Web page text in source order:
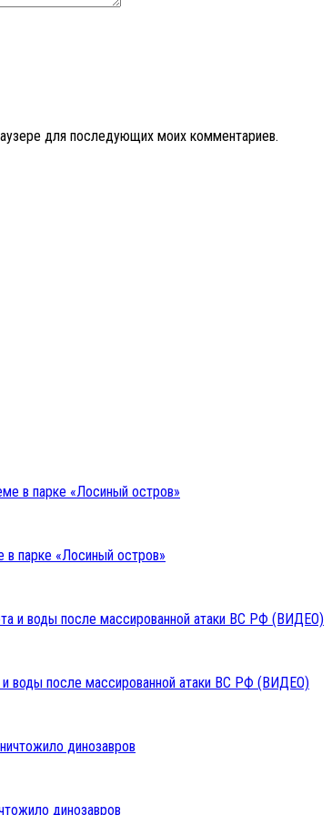
для последующих моих комментариев.
парке «Лосиный остров»
и воды после массированной атаки ВС РФ (ВИДЕО)
динозавров